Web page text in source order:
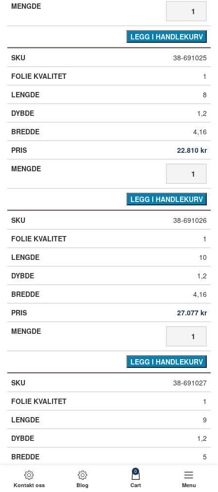
LEGG I HANDLEKURV
38-691025
1
8
1,2
4,16
22.810 kr
LEGG I HANDLEKURV
38-691026
1
10
1,2
4,16
27.077 kr
LEGG I HANDLEKURV
38-691027
1
9
1,2
5
28.452
Kontakt oss Blog
0
Cart Menu